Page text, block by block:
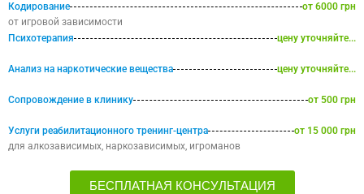
Кодирование
от 6000 грн
от игровой зависимости
Психотерапия
цену уточняйте...
Анализ на наркотические вещества цену уточняйте...
Сопровождение в клинику от 500 грн
Услуги реабилитационного тренинг-центра
от 15 000 грн
для алкозависимых, наркозависимых, игроманов
БЕСПЛАТНАЯ КОНСУЛЬТАЦИЯ